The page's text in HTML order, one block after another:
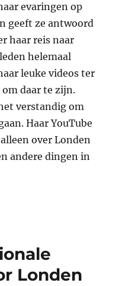
evaringen op
geeft ze antwoord
haar reis naar
helemaal
leuke videos ter
daar te zijn.
verstandig om
Haar YouTube
over Londen
andere dingen in
Londen